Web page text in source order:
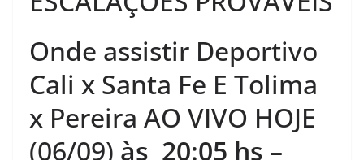
Onde assistir Deportivo
Cali x Santa Fe E Tolima
x Pereira AO VIVO HOJE
(06/09) às 20:05 hs –